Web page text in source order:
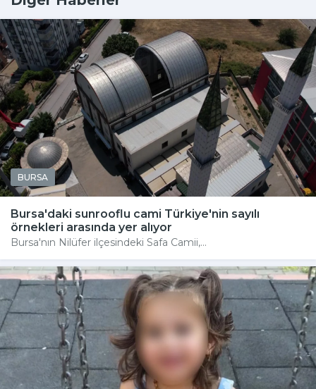
BURSA
Bursa'daki sunrooflu cami Türkiye'nin sayılı
örnekleri arasında yer alıyor
Bursa'nın Nilüfer ilçesindeki Safa Camii,...